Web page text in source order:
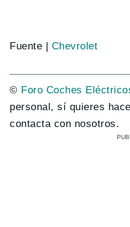
Fuente | Chevrolet
© Foro Coches
personal, sí quieres
contacta con nosotros.